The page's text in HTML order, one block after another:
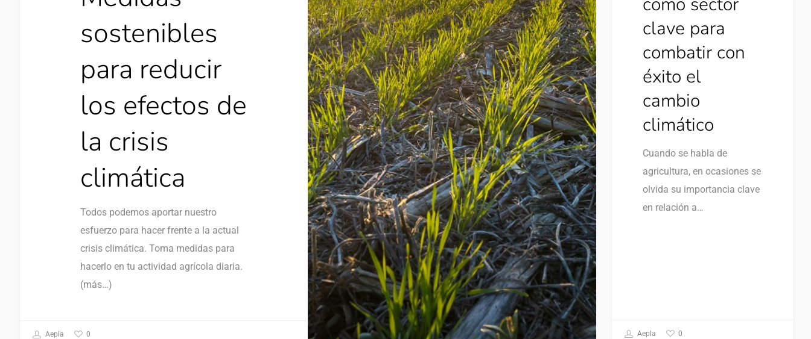
sostenibles
para reducir
los efectos de
la crisis
climática
Todos podemos aportar nuestro
esfuerzo para hacer frente a la actual
crisis climática. Toma medidas para
hacerlo en tu actividad agrícola diaria.
(más…)
Aepla 0
clave para
combatir con
éxito el
cambio
climático
Cuando se habla de
agricultura, en ocasiones se
olvida su importancia clave
en relación a…
Aepla 0